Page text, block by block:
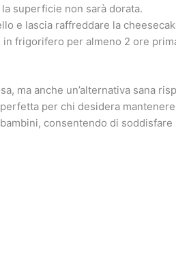
superficie non sarà dorata.
e lascia raffreddare la
frigorifero per almeno 2 ore
ma anche un’alternativa sana
per chi desidera
consentendo di